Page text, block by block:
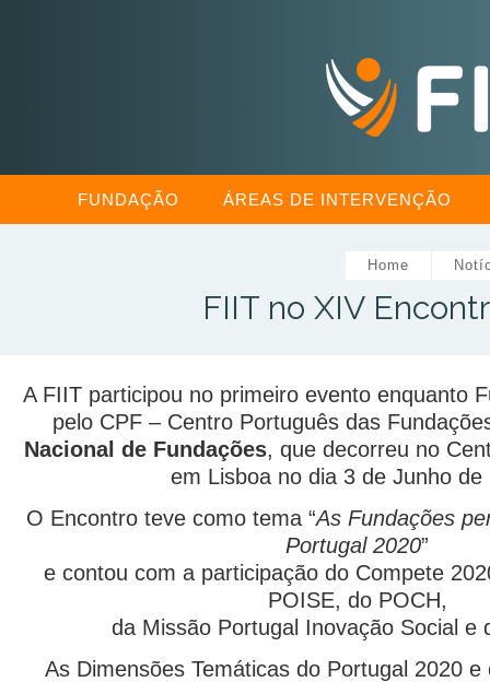
FUNDAÇÃO ÁREAS DE INTERVENÇÃO
Home
FIIT no XIV
A FIIT participou no primeiro evento enquanto
pelo CPF – Centro Português das
Nacional de Fundações, que decorreu no
em Lisboa no dia 3 de Junho de
O Encontro teve como tema “As Fundações
Portugal 2020”
e contou com a participação do Compete
POISE, do POCH,
da Missão Portugal Inovação Social e
As Dimensões Temáticas do Portugal 2020